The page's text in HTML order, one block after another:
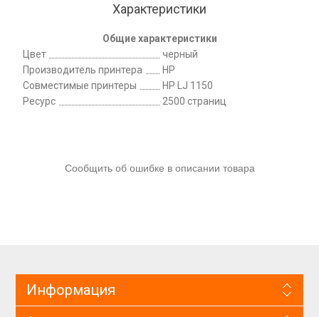
Характеристики
Общие характеристики
Цвет
черный
Производитель принтера
HP
Совместимые принтеры
HP LJ 1150
Ресурс
2500 страниц
Сообщить об ошибке в описании товара
Информация